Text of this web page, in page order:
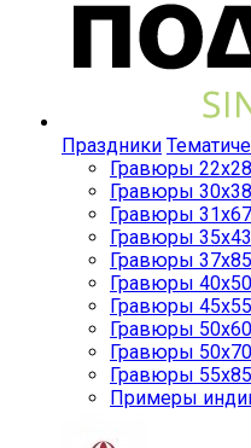
Праздники
Гравюры
Гравюры
Гравюры
Гравюры
Гравюры
Гравюры
Гравюры
Гравюры
Гравюры
Гравюры
Примеры